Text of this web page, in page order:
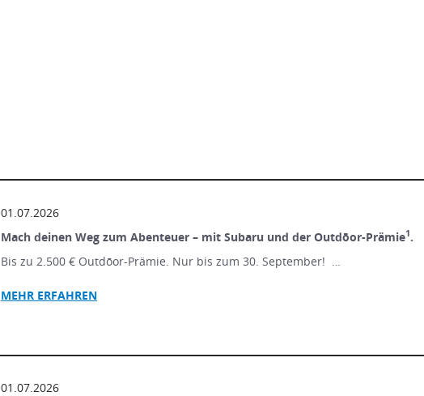
01.07.2026
Mach deinen Weg zum Abenteuer – mit Subaru und der Outdōor-Prämie1.
Bis zu 2.500 € Outdōor-Prämie. Nur bis zum 30. September! …
MEHR ERFAHREN
01.07.2026